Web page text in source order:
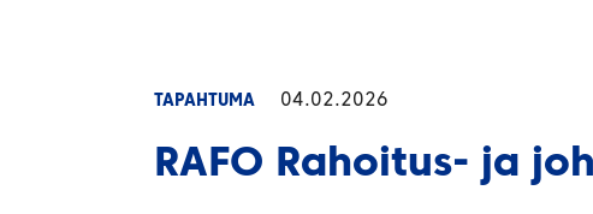
TAPAHTUMA 04.02.2026
RAFO Rahoitus- ja